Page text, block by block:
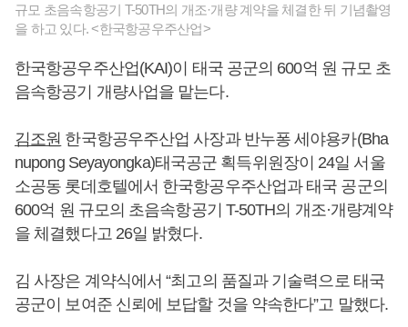
규모 초음속항공기 T-50TH의 개조·개량 계약을 체결한 뒤 기념촬영
을 하고 있다. <한국항공우주산업>
한국항공우주산업(KAI)이 태국 공군의 600억 원 규모 초
음속항공기 개량사업을 맡는다.
김조원 한국항공우주산업 사장과 반누퐁 세야용카(Bha
nupong Seyayongka)태국공군 획득위원장이 24일 서울
소공동 롯데호텔에서 한국항공우주산업과 태국 공군의
600억 원 규모의 초음속항공기 T-50TH의 개조·개량계약
을 체결했다고 26일 밝혔다.
김 사장은 계약식에서 “최고의 품질과 기술력으로 태국
공군이 보여준 신뢰에 보답할 것을 약속한다”고 말했다.